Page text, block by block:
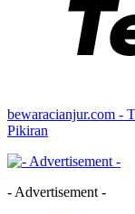
bewaracianjur.com -
Pikiran
- Advertisement -